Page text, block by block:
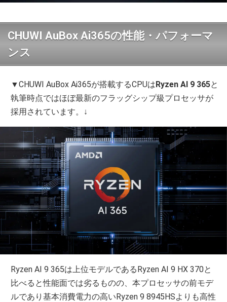
CHUWI AuBox Ai365の性能・パフォーマ
ンス
▼CHUWI AuBox Ai365が搭載するCPUはRyzen AI 9 365と
執筆時点ではほぼ最新のフラッグシップ級プロセッサが
採用されています。↓
Ryzen AI 9 365は上位モデルであるRyzen AI 9 HX 370と
比べると性能面では劣るものの、本プロセッサの前モデ
ルであり基本消費電力の高いRyzen 9 8945HSよりも高性